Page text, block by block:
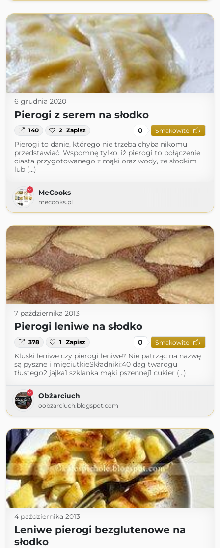
6 grudnia 2020
Pierogi z serem na słodko
140 2 Zapisz 0 Smakowite
Pierogi to danie, którego nie trzeba chyba nikomu
przedstawiać. Wspomnę tylko, iż pierogi to połączenie
ciasta przygotowanego z mąki oraz wody, ze słodkim
lub (...)
MeCooks
mecooks.pl
7 października 2013
Pierogi leniwe na słodko
378 1 Zapisz 0 Smakowite
Kluski leniwe czy pierogi leniwe? Nie patrząc na nazwę
są pyszne i mięciutkieSkładniki:40 dag twarogu
tłustego2 jajka1 szklanka mąki pszennej1 cukier (...)
Obżarciuch
oobzarciuch.blogspot.com
4 października 2013
Leniwe pierogi bezglutenowe na
słodko